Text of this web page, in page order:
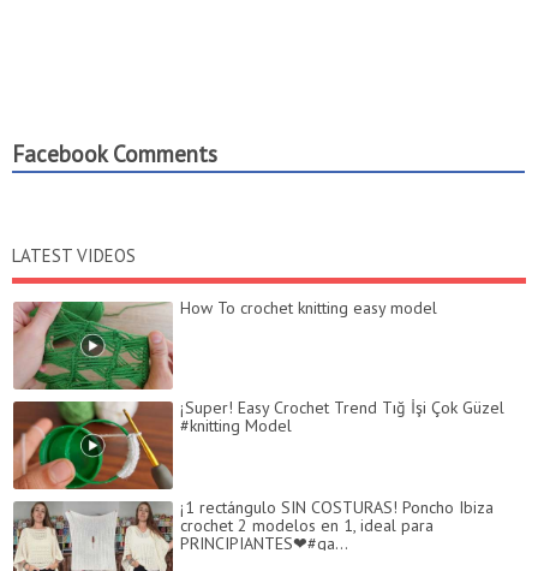
Facebook Comments
LATEST VIDEOS
How To crochet knitting easy model
¡Super! Easy Crochet Trend Tığ İşi Çok Güzel
#knitting Model
¡1 rectángulo SIN COSTURAS! Poncho Ibiza
crochet 2 modelos en 1, ideal para
PRINCIPIANTES❤#ga...